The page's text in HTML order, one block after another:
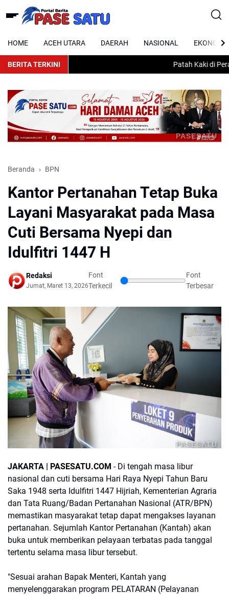
HOME ACEH UTARA DAERAH NASIONAL EKONOMI
BERITA TERKINI Patah Kaki di
PASESATU
Beranda BPN
Kantor Pertanahan Tetap Buka
Layani Masyarakat pada Masa
Cuti Bersama Nyepi dan
Idulfitri 1447 H
Redaksi
Jumat, Maret 13, 2026
Font
Terkecil
Font
Terbesar
PASESATU
JAKARTA | PASESATU.COM - Di tengah masa libur
nasional dan cuti bersama Hari Raya Nyepi Tahun Baru
Saka 1948 serta Idulfitri 1447 Hijriah, Kementerian Agraria
dan Tata Ruang/Badan Pertanahan Nasional (ATR/BPN)
memastikan masyarakat tetap dapat mengakses layanan
pertanahan. Sejumlah Kantor Pertanahan (Kantah) akan
buka untuk memberikan pelayaan terbatas pada tanggal
tertentu selama masa libur tersebut.
"Sesuai arahan Bapak Menteri, Kantah yang
menyelenggarakan program PELATARAN (Pelayanan